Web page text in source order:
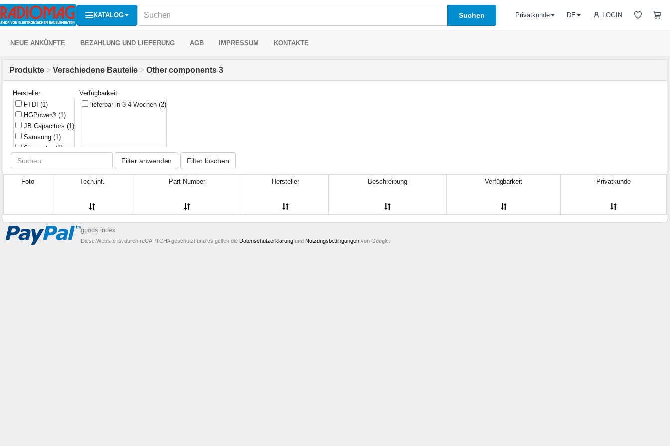
KATALOG Suchen LOGIN
Privatkunde DE
NEUE ANKÜNFTE BEZAHLUNG UND LIEFERUNG AGB IMPRESSUM KONTAKTE
Produkte > Verschiedene Bauteile > Other components 3
Hersteller
FTDI (1)
HGPower® (1)
JB Capacitors (1)
Samsung (1)
Sinometer(1)
Verfügbarkeit
lieferbar in 3-4 Wochen (2)
Filter anwenden Filter löschen
Foto Tech.inf. Part Number Hersteller Beschreibung Verfügbarkeit Privatkunde
goods index
Diese Website ist durch reCAPTCHA geschützt und es gelten die Datenschutzerklärung und Nutzungsbedingungen von Google.